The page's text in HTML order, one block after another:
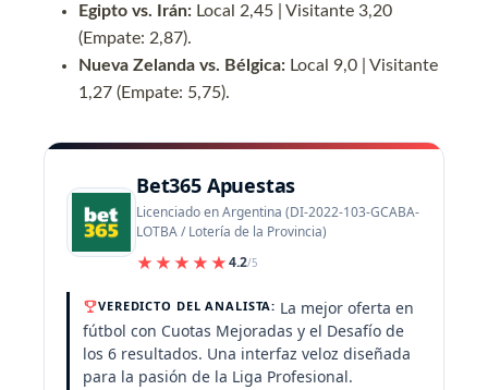
Egipto vs. Irán: Local 2,45 | Visitante 3,20
(Empate: 2,87).
Nueva Zelanda vs. Bélgica: Local 9,0 | Visitante
1,27 (Empate: 5,75).
Bet365 Apuestas
Licenciado en Argentina (DI-2022-103-GCABA-
LOTBA / Lotería de la Provincia)
★★★★★4.2/5
VEREDICTO DEL ANALISTA: La mejor oferta en
fútbol con Cuotas Mejoradas y el Desafío de
los 6 resultados. Una interfaz veloz diseñada
para la pasión de la Liga Profesional.